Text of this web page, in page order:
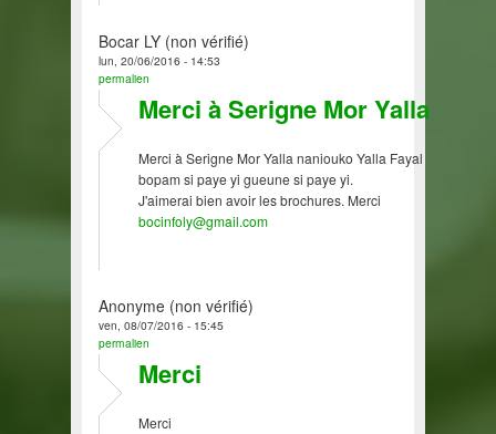
Bocar LY (non vérifié)
lun, 20/06/2016 - 14:53
permalien
Merci à Serigne Mor Yalla
Merci à Serigne Mor Yalla naniouko Yalla Fayal
bopam si paye yi gueune si paye yi.
J'aimerai bien avoir les brochures. Merci
bocinfoly@gmail.com
Anonyme (non vérifié)
ven, 08/07/2016 - 15:45
permalien
Merci
Merci